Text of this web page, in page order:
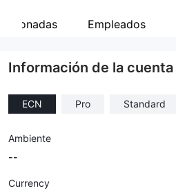
Empresa
Empleados
Información de la cuenta
ECN Pro Standard
Ambiente
--
Currency